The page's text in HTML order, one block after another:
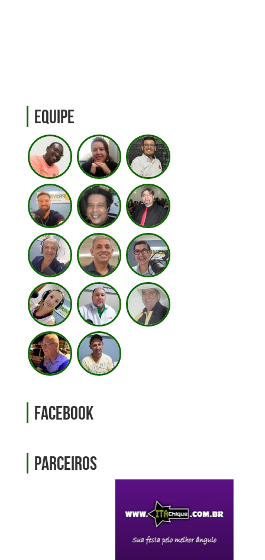
Equipe
Facebook
Parceiros